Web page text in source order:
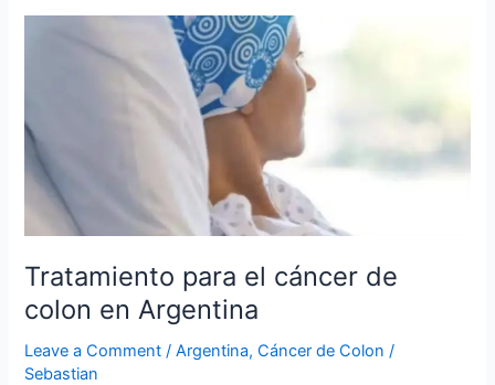
Tratamiento para el cáncer de
colon en Argentina
Leave a Comment /Argentina,Cáncer de Colon /
Sebastian
de
colon
en
Argentina